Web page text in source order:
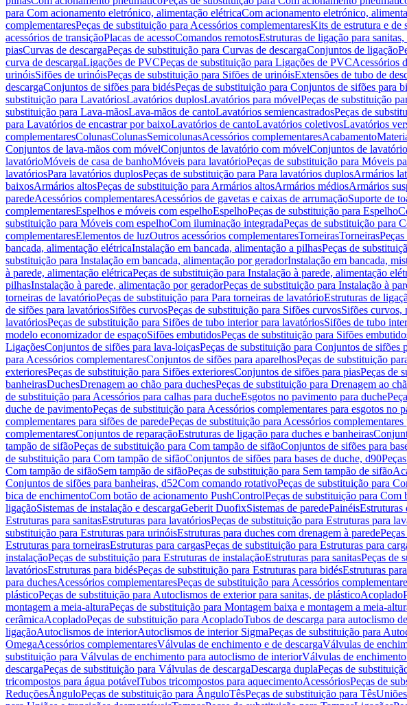
para Com acionamento eletrónico, alimentação elétricaCom acionamento eletrónico,
complementaresPeças de substituição para Acessórios complementaresKits de estrutura e de
acessórios de transiçãoPlacas de acessoComandos remotosEstruturas de ligação para
piasCurvas de descargaPeças de substituição para Curvas de descargaConjuntos de ligação
curva de descargaLigações de PVCPeças de substituição para Ligações de PVCAcessórios
urinóisSifões de urinóisPeças de substituição para Sifões de urinóisExtensões de tubo de
descargaConjuntos de sifões para bidésPeças de substituição para Conjuntos de sifões para
substituição para LavatóriosLavatórios duplosLavatórios para móvelPeças de substituição
substituição para Lava-mãosLava-mãos de cantoLavatórios semiencastradosPeças de
para Lavatórios de encastrar por baixoLavatórios de cantoLavatórios coletivosLavatórios
complementaresColunasColunasSemicolunasAcessórios complementaresAcabamento
Conjuntos de lava-mãos com móvelConjuntos de lavatório com móvelConjuntos de
lavatórioMóveis de casa de banhoMóveis para lavatórioPeças de substituição para Móveis
lavatóriosPara lavatórios duplosPeças de substituição para Para lavatórios duplosArmários
baixosArmários altosPeças de substituição para Armários altosArmários médiosArmários
paredeAcessórios complementaresAcessórios de gavetas e caixas de arrumaçãoSuporte de
complementaresEspelhos e móveis com espelhoEspelhoPeças de substituição para Espelho
substituição para Móveis com espelhoCom iluminação integradaPeças de substituição para
complementaresElementos de luzOutros acessórios complementaresTorneirasTorneiras
bancada, alimentação elétricaInstalação em bancada, alimentação a pilhasPeças de
substituição para Instalação em bancada, alimentação por geradorInstalação em bancada,
à parede, alimentação elétricaPeças de substituição para Instalação à parede, alimentação
pilhasInstalação à parede, alimentação por geradorPeças de substituição para Instalação à
torneiras de lavatórioPeças de substituição para Para torneiras de lavatórioEstruturas de
de sifões para lavatóriosSifões curvosPeças de substituição para Sifões curvosSifões curvos,
lavatóriosPeças de substituição para Sifões de tubo interior para lavatóriosSifões de tubo
modelo economizador de espaçoSifões embutidosPeças de substituição para Sifões
LigaçõesConjuntos de sifões para lava-loiçasPeças de substituição para Conjuntos de sifões
para Acessórios complementaresConjuntos de sifões para aparelhosPeças de substituição
exterioresPeças de substituição para Sifões exterioresConjuntos de sifões para piasPeças de
banheirasDuchesDrenagem ao chão para duchesPeças de substituição para Drenagem ao
de substituição para Acessórios para calhas para ducheEsgotos no pavimento para duche
duche de pavimentoPeças de substituição para Acessórios complementares para esgotos no
complementares para sifões de paredePeças de substituição para Acessórios
complementaresConjuntos de reparaçãoEstruturas de ligação para duches e banheiras
tampão de sifãoPeças de substituição para Com tampão de sifãoConjuntos de sifões para
de substituição para Com tampão de sifãoConjuntos de sifões para bases de duche, d90
Com tampão de sifãoSem tampão de sifãoPeças de substituição para Sem tampão de sifão
Conjuntos de sifões para banheiras, d52Com comando rotativoPeças de substituição para
bica de enchimentoCom botão de acionamento PushControlPeças de substituição para
ligaçãoSistemas de instalação e descargaGeberit DuofixSistemas de paredePainéisEstruturas
Estruturas para sanitasEstruturas para lavatóriosPeças de substituição para Estruturas para
substituição para Estruturas para urinóisEstruturas para duches com drenagem à parede
Estruturas para torneirasEstruturas para cargasPeças de substituição para Estruturas para
instalaçãoPeças de substituição para Estruturas de instalaçãoEstruturas para sanitasPeças de
lavatóriosEstruturas para bidésPeças de substituição para Estruturas para bidésEstruturas
para duchesAcessórios complementaresPeças de substituição para Acessórios
plásticoPeças de substituição para Autoclismos de exterior para sanitas, de plásticoAcoplado
montagem a meia-alturaPeças de substituição para Montagem baixa e montagem a meia-
cerâmicaAcopladoPeças de substituição para AcopladoTubos de descarga para autoclismo
ligaçãoAutoclismos de interiorAutoclismos de interior SigmaPeças de substituição para
OmegaAcessórios complementaresVálvulas de enchimento e de descargaVálvulas de
substituição para Válvulas de enchimento para autoclismo de interiorVálvulas de
descargaPeças de substituição para Válvulas de descargaDescarga duplaPeças de
tricompostos para água potávelTubos tricompostos para aquecimentoAcessóriosPeças de
ReduçõesÂnguloPeças de substituição para ÂnguloTêsPeças de substituição para Tês